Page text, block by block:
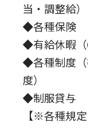
当・調整給）
◆各種保険
◆有給休暇（
◆各種制度（
度）
◆制服貸与
【※各種規定